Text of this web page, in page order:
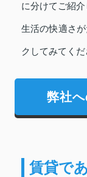
に分けてご紹介
生活の快適さ
クしてみてくだ
弊社
賃貸で